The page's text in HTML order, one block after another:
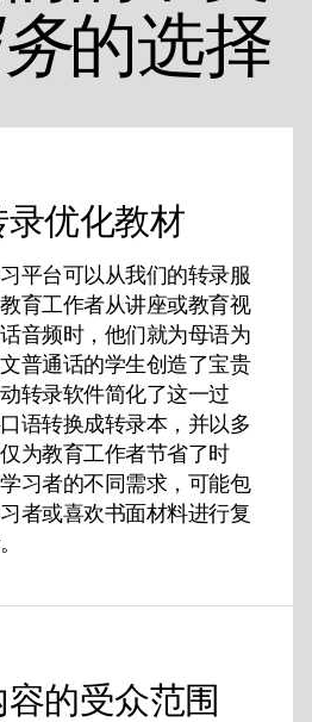
的选择
优化教材
平台可以从我们的转录服
育工作者从讲座或教育视
音频时，他们就为母语为
普通话的学生创造了宝贵
转录软件简化了这一过
语转换成转录本，并以多
为教育工作者节省了时
习者的不同需求，可能包
者或喜欢书面材料进行复
的受众范围